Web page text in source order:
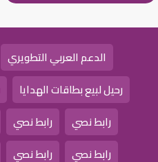
الدعم العربي التطويري
رحيل لبيع بطاقات الهدايا
رابط نصي
رابط نصي
رابط نصي
رابط نصي